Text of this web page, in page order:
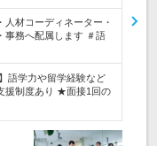
材コーディネーター・
事務へ配属します ＃語
語学力や留学経験など
援制度あり ★面接1回の